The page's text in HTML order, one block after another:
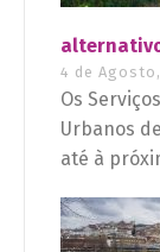
4 de
Os
Urbanos
até à